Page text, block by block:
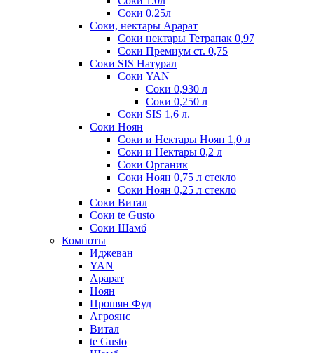
Соки 0.25л
Соки, нектары Арарат
Соки нектары Тетрапак 0,97
Соки Премиум ст. 0,75
Соки SIS Натурал
Соки YAN
Соки 0,930 л
Соки 0,250 л
Соки SIS 1,6 л.
Соки Ноян
Соки и Нектары Ноян 1,0 л
Соки и Нектары 0,2 л
Соки Органик
Соки Ноян 0,75 л стекло
Соки Ноян 0,25 л стекло
Соки Витал
Соки te Gusto
Соки Шамб
Компоты
Иджеван
YAN
Арарат
Ноян
Прошян Фуд
Агроянс
Витал
te Gusto